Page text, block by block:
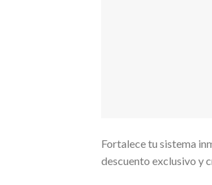
Fortalece tu sistema
descuento exclusivo y